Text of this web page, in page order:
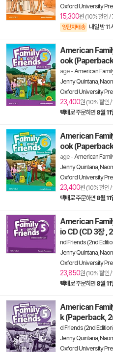
Oxford University
15,300원 (10% 할인
양탄자배송 내일 밤 11
American
ook
age -American
Jenny Quintana
Oxford University
23,400원 (10% 할인 /
택배로 주문하면 8월 11
American
ook
age -American
Jenny Quintana
Oxford University
23,400원 (10% 할인 /
택배로 주문하면 8월 11
American
io CD (CD 3장 ,
nd Friends (2nd
Jenny Quintana
Oxford University
23,850원 (10% 할인
택배로 주문하면 8월 11
American
k (Paperback,
d Friends (2nd
Jenny Quintana
Oxford University